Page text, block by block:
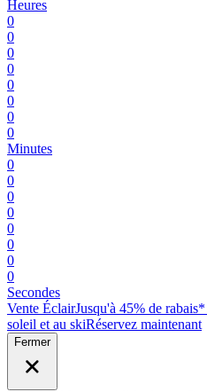
Heures
0
0
0
0
0
0
0
0
Minutes
0
0
0
0
0
0
0
0
Secondes
Vente ÉclairJusqu'à 45% de
soleil et au skiRéservez maintenant
Fermer